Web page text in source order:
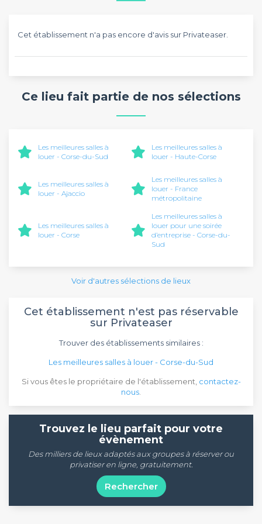
Cet établissement n'a pas encore d'avis sur Privateaser.
Ce lieu fait partie de nos sélections
Les meilleures salles à
louer - Corse-du-Sud
Les meilleures salles à
louer - Haute-Corse
Les meilleures salles à
louer - Ajaccio
Les meilleures salles à
louer - France
métropolitaine
Les meilleures salles à
louer - Corse
Les meilleures salles à
louer pour une soirée
d’entreprise - Corse-du-
Sud
Voir d'autres sélections de lieux
Cet établissement n'est pas réservable
sur Privateaser
Trouver des établissements similaires :
Les meilleures salles à louer - Corse-du-Sud
Si vous êtes le propriétaire de l'établissement, contactez-
nous
Trouvez le lieu parfait pour votre
évènement
Des milliers de lieux adaptés aux groupes à réserver ou
privatiser en ligne, gratuitement.
Rechercher